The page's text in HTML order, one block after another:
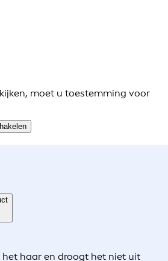
moet u toestemming voor
haar en droogt het niet uit